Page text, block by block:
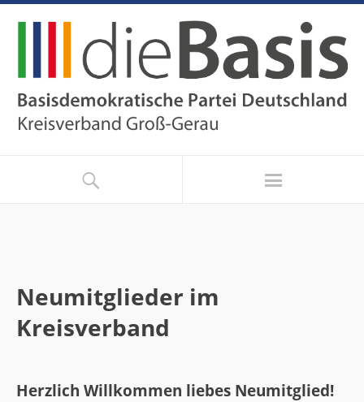
Neumitglieder im
Kreisverband
Herzlich Willkommen liebes Neumitglied!